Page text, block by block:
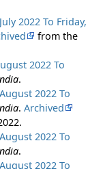
2022 To Friday,
from the
2022 To
.
2022 To
.Archived
2022 To
.
2022 To